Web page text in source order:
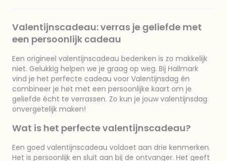
Valentijnscadeau: verras je geliefde met
een persoonlijk cadeau
Een origineel valentijnscadeau bedenken is zo makkelijk
niet. Gelukkig helpen we je graag op weg. Bij Hallmark
vind je het perfecte cadeau voor Valentijnsdag én
combineer je het met een persoonlijke kaart om je
geliefde écht te verrassen. Zo kun je jouw valentijnsdag
onvergetelijk maken!
Wat is het perfecte valentijnscadeau?
Een goed valentijnscadeau voldoet aan drie kenmerken.
Het is persoonlijk en sluit aan bij de ontvanger. Het geeft